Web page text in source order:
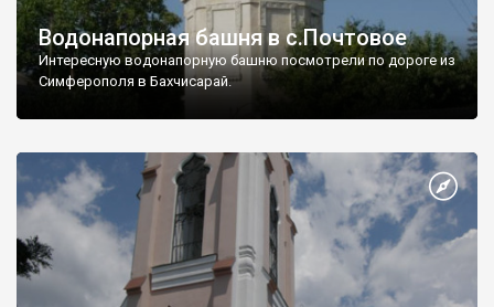
Водонапорная башня в с.Почтовое
Интересную водонапорную башню посмотрели по дороге из
Симферополя в Бахчисарай.